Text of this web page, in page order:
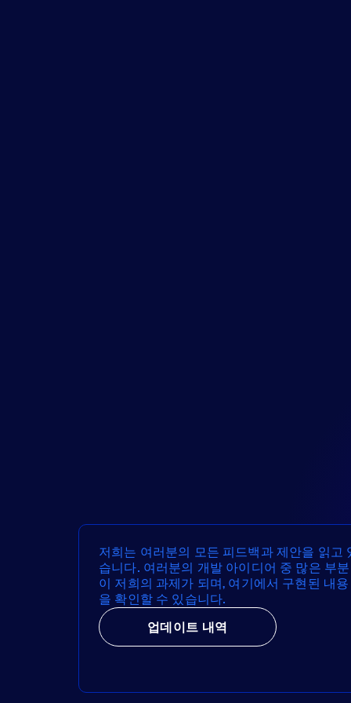
저희는 여러분의 모든 피드백과 제안을 읽고
습니다. 여러분의 개발 아이디어 중 많은 부분
이 저희의 과제가 되며, 여기에서 구현된 내용
을 확인할 수 있습니다.
업데이트 내역